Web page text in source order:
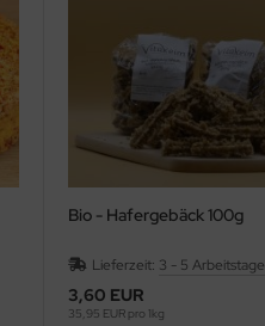
Bio - Hafergebäck 100g
Lieferzeit: 3 - 5 Arbeitstage
3,60 EUR
35,95 EUR pro 1kg